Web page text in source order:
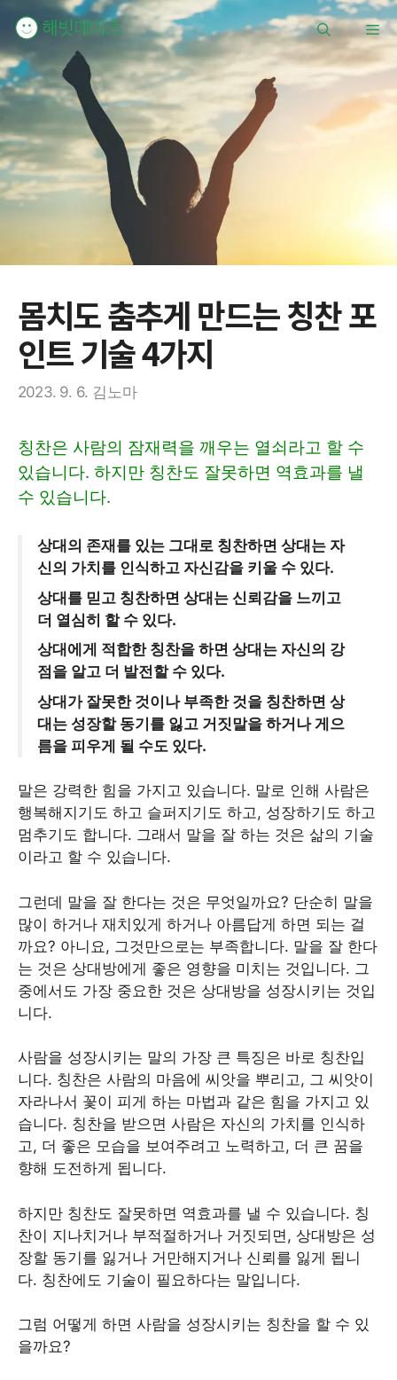
츠
로
건
뛰
기
메
몸치도 춤추게 만드는 칭찬 포
인트 기술 4가지
2023. 9. 6. 김노마
칭찬은 사람의 잠재력을 깨우는 열쇠라고 할 수
있습니다. 하지만 칭찬도 잘못하면 역효과를 낼
수 있습니다.
상대의 존재를 있는 그대로 칭찬하면 상대는 자
신의 가치를 인식하고 자신감을 키울 수 있다.
상대를 믿고 칭찬하면 상대는 신뢰감을 느끼고
더 열심히 할 수 있다.
상대에게 적합한 칭찬을 하면 상대는 자신의 강
점을 알고 더 발전할 수 있다.
상대가 잘못한 것이나 부족한 것을 칭찬하면 상
대는 성장할 동기를 잃고 거짓말을 하거나 게으
름을 피우게 될 수도 있다.
말은 강력한 힘을 가지고 있습니다. 말로 인해 사람은
행복해지기도 하고 슬퍼지기도 하고, 성장하기도 하고
멈추기도 합니다. 그래서 말을 잘 하는 것은 삶의 기술
이라고 할 수 있습니다.
그런데 말을 잘 한다는 것은 무엇일까요? 단순히 말을
많이 하거나 재치있게 하거나 아름답게 하면 되는 걸
까요? 아니요, 그것만으로는 부족합니다. 말을 잘 한다
는 것은 상대방에게 좋은 영향을 미치는 것입니다. 그
중에서도 가장 중요한 것은 상대방을 성장시키는 것입
니다.
사람을 성장시키는 말의 가장 큰 특징은 바로 칭찬입
니다. 칭찬은 사람의 마음에 씨앗을 뿌리고, 그 씨앗이
자라나서 꽃이 피게 하는 마법과 같은 힘을 가지고 있
습니다. 칭찬을 받으면 사람은 자신의 가치를 인식하
고, 더 좋은 모습을 보여주려고 노력하고, 더 큰 꿈을
향해 도전하게 됩니다.
하지만 칭찬도 잘못하면 역효과를 낼 수 있습니다. 칭
찬이 지나치거나 부적절하거나 거짓되면, 상대방은 성
장할 동기를 잃거나 거만해지거나 신뢰를 잃게 됩니
다. 칭찬에도 기술이 필요하다는 말입니다.
그럼 어떻게 하면 사람을 성장시키는 칭찬을 할 수 있
을까요?